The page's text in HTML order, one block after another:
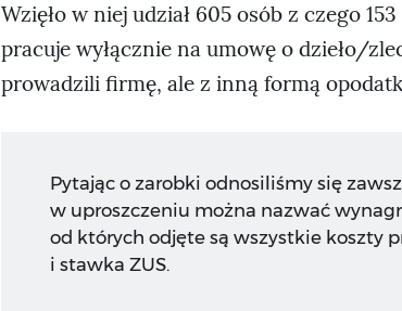
Wzięło w niej udział 605 osób z czego
pracuje wyłącznie na umowę o dzieło/
prowadzili firmę, ale z inną formą
Pytając o zarobki odnosiliśmy się
w uproszczeniu można nazwać
od których odjęte są wszystkie koszty
i stawka ZUS.